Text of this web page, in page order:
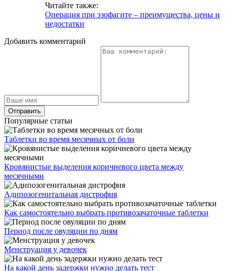
Читайте также:
Операция при эзофагите – преимущества, цены и
недостатки
Добавить комментарий
Популярные статьи
Таблетки во время месячных от боли
Кровянистые выделения коричневого цвета между
месячными
Адипозогенитальная дистрофия
Как самостоятельно выбрать противозачаточные таблетки
Период после овуляции по дням
Менструация у девочек
На какой день задержки нужно делать тест